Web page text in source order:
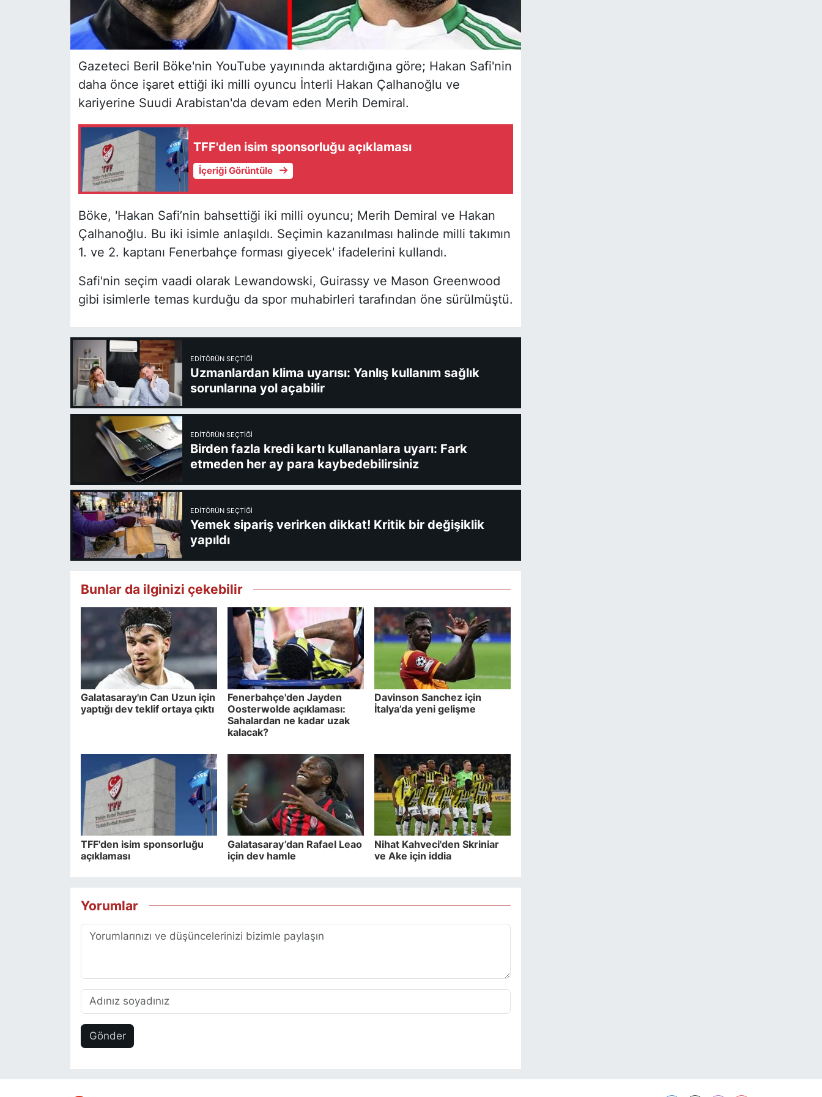
Gazeteci Beril Böke'nin YouTube yayınında aktardığına göre; Hakan Safi'nin
daha önce işaret ettiği iki milli oyuncu İnterli Hakan Çalhanoğlu ve
kariyerine Suudi Arabistan'da devam eden Merih Demiral.
TFF'den isim sponsorluğu açıklaması
İçeriği Görüntüle
Böke, 'Hakan Safi’nin bahsettiği iki milli oyuncu; Merih Demiral ve Hakan
Çalhanoğlu. Bu iki isimle anlaşıldı. Seçimin kazanılması halinde milli takımın
1. ve 2. kaptanı Fenerbahçe forması giyecek' ifadelerini kullandı.
Safi'nin seçim vaadi olarak Lewandowski, Guirassy ve Mason Greenwood
gibi isimlerle temas kurduğu da spor muhabirleri tarafından öne sürülmüştü.
EDITÖRÜN SEÇTIĞI
Uzmanlardan klima uyarısı: Yanlış kullanım sağlık
sorunlarına yol açabilir
EDITÖRÜN SEÇTIĞI
Birden fazla kredi kartı kullananlara uyarı: Fark
etmeden her ay para kaybedebilirsiniz
EDITÖRÜN SEÇTIĞI
Yemek sipariş verirken dikkat! Kritik bir değişiklik
yapıldı
Bunlar da ilginizi çekebilir
Galatasaray'ın Can Uzun için
yaptığı dev teklif ortaya çıktı
Fenerbahçe'den Jayden
Oosterwolde açıklaması:
Sahalardan ne kadar uzak
kalacak?
Davinson Sanchez için
İtalya’da yeni gelişme
TFF'den isim sponsorluğu
açıklaması
Galatasaray’dan Rafael Leao
için dev hamle
Nihat Kahveci'den Skriniar
ve Ake için iddia
Yorumlar
Gönder